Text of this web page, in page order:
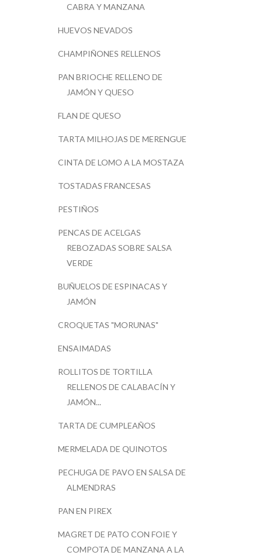
CABRA Y MANZANA
HUEVOS NEVADOS
CHAMPIÑONES RELLENOS
PAN BRIOCHE RELLENO DE
JAMÓN Y QUESO
FLAN DE QUESO
TARTA MILHOJAS DE MERENGUE
CINTA DE LOMO A LA MOSTAZA
TOSTADAS FRANCESAS
PESTIÑOS
PENCAS DE ACELGAS
REBOZADAS SOBRE SALSA
VERDE
BUÑUELOS DE ESPINACAS Y
JAMÓN
CROQUETAS "MORUNAS"
ENSAIMADAS
ROLLITOS DE TORTILLA
RELLENOS DE CALABACÍN Y
JAMÓN...
TARTA DE CUMPLEAÑOS
MERMELADA DE QUINOTOS
PECHUGA DE PAVO EN SALSA DE
ALMENDRAS
PAN EN PIREX
MAGRET DE PATO CON FOIE Y
COMPOTA DE MANZANA A LA